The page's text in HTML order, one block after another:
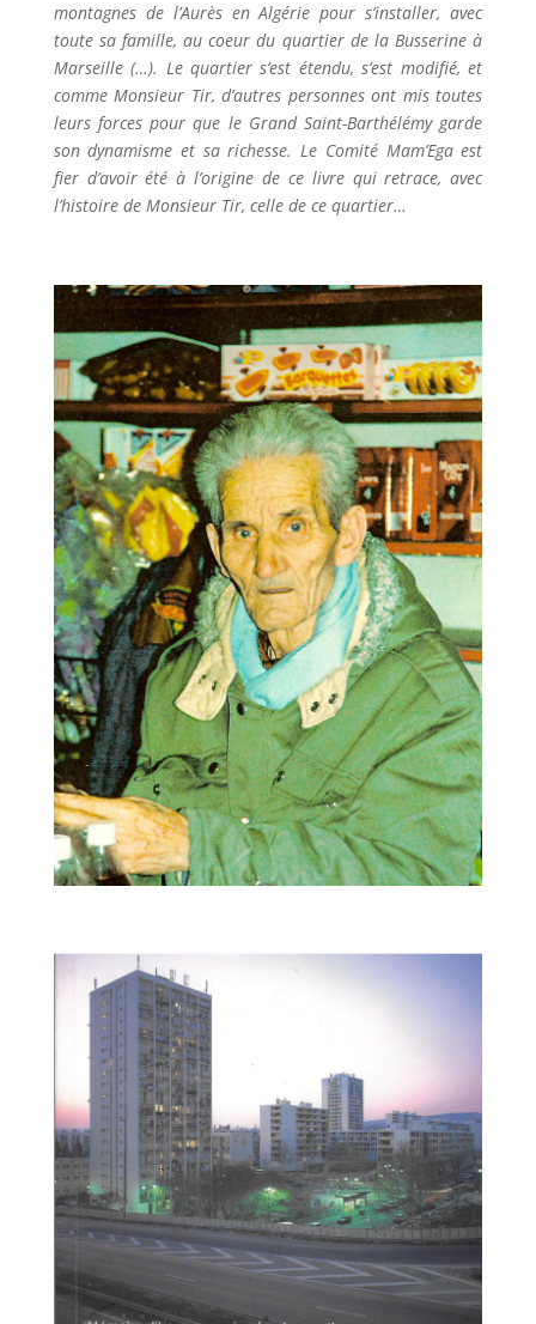
montagnes de l’Aurès en Algérie pour s’installer, avec
toute sa famille, au coeur du quartier de la Busserine à
Marseille (…). Le quartier s’est étendu, s’est modifié, et
comme Monsieur Tir, d’autres personnes ont mis toutes
leurs forces pour que le Grand Saint-Barthélémy garde
son dynamisme et sa richesse. Le Comité Mam’Ega est
fier d’avoir été à l’origine de ce livre qui retrace, avec
l’histoire de Monsieur Tir, celle de ce quartier…